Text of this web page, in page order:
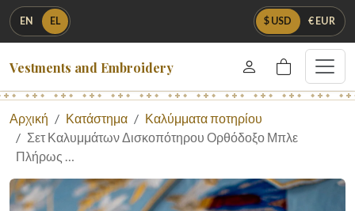
EN EL $ USD € EUR
Vestments and Embroidery
Αρχική Κατάστημα
Καλύμματα ποτηρίου
Σετ Καλυμμάτων Δισκοπότηρου Ορθόδοξο Μπλε
Πλήρως …